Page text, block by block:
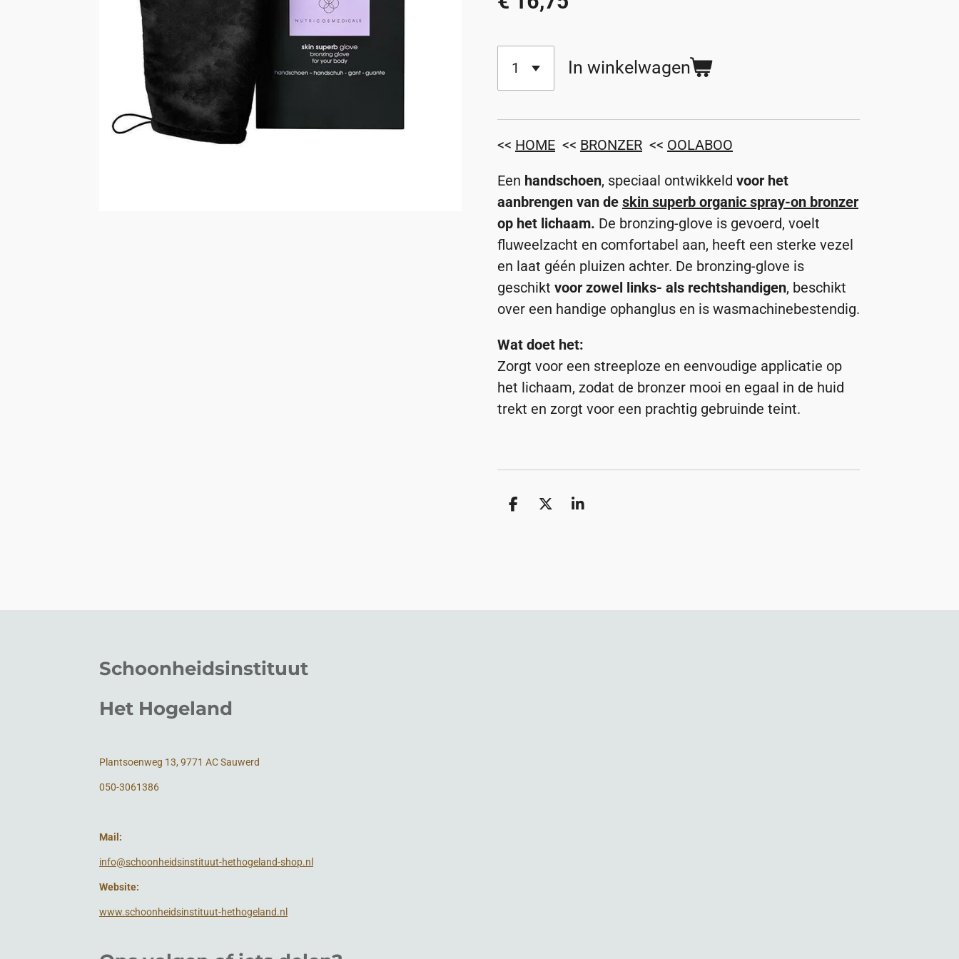
In winkelwagen
<< HOME << BRONZER << OOLABOO
Een handschoen, speciaal ontwikkeld voor het
aanbrengen van de skin superb organic spray-on bronzer
op het lichaam. De bronzing-glove is gevoerd, voelt
fluweelzacht en comfortabel aan, heeft een sterke vezel
en laat géén pluizen achter. De bronzing-glove is
geschikt voor zowel links- als rechtshandigen, beschikt
over een handige ophanglus en is wasmachinebestendig.
Wat doet het:
Zorgt voor een streeploze en eenvoudige applicatie op
het lichaam, zodat de bronzer mooi en egaal in de huid
trekt en zorgt voor een prachtig gebruinde teint.
D
D
S
Schoonheidsinstituut
Het Hogeland
Plantsoenweg 13, 9771 AC Sauwerd
050-3061386
Mail:
info@schoonheidsinstituut-hethogeland-shop.nl
Website:
www.schoonheidsinstituut-hethogeland.nl